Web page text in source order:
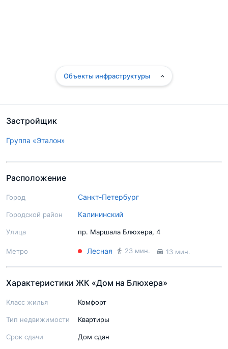
Застройщик
Группа «Эталон»
Расположение
Город Санкт-Петербург
Городской район Калининский
Улица пр. Маршала Блюхера, 4
Метро Лесная 23 мин. 13 мин.
Характеристики ЖК «Дом на Блюхера»
Класс жилья Комфорт
Тип недвижимости Квартиры
Срок сдачи Дом сдан
Объекты инфраструктуры